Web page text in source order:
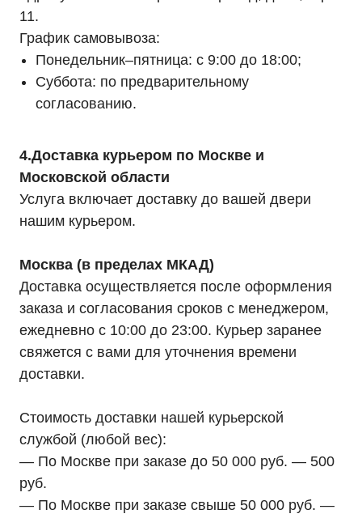
11.
График самовывоза:
Понедельник–пятница: с 9:00 до 18:00;
Суббота: по предварительному
согласованию.
4.Доставка курьером по Москве и
Московской области
Услуга включает доставку до вашей двери
нашим курьером.
Москва (в пределах МКАД)
Доставка осуществляется после оформления
заказа и согласования сроков с менеджером,
ежедневно с 10:00 до 23:00. Курьер заранее
свяжется с вами для уточнения времени
доставки.
Стоимость доставки нашей курьерской
службой (любой вес):
— По Москве при заказе до 50 000 руб. — 500
руб.
— По Москве при заказе свыше 50 000 руб. —